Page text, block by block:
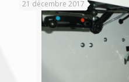
21 décembre 2017